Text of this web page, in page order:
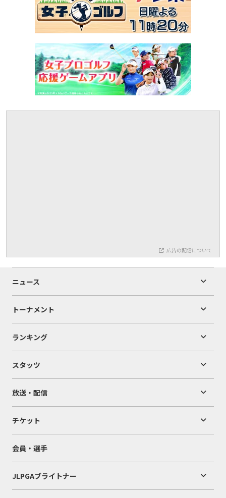
広告の配信について
ニュース
トーナメント
ランキング
スタッツ
放送・配信
チケット
会員・選手
JLPGAブライトナー